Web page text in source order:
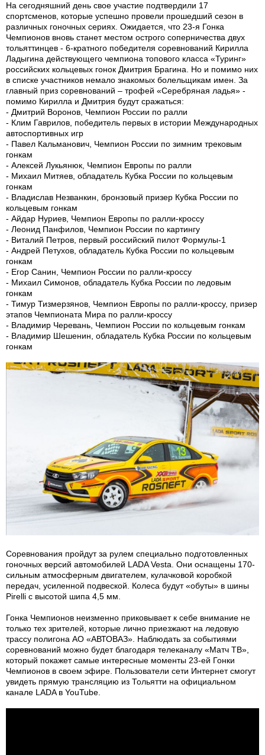
На сегодняшний день свое участие подтвердили 17
спортсменов, которые успешно провели прошедший сезон в
различных гоночных сериях. Ожидается, что 23-я Гонка
Чемпионов вновь станет местом острого соперничества двух
тольяттинцев - 6-кратного победителя соревнований Кирилла
Ладыгина действующего чемпиона топового класса «Туринг»
российских кольцевых гонок Дмитрия Брагина. Но и помимо них
в списке участников немало знакомых болельщикам имен. За
главный приз соревнований – трофей «Серебряная ладья» -
помимо Кирилла и Дмитрия будут сражаться:
- Дмитрий Воронов, Чемпион России по ралли
- Клим Гаврилов, победитель первых в истории Международных
автоспортивных игр
- Павел Кальманович, Чемпион России по зимним трековым
гонкам
- Алексей Лукьянюк, Чемпион Европы по ралли
- Михаил Митяев, обладатель Кубка России по кольцевым
гонкам
- Владислав Незванкин, бронзовый призер Кубка России по
кольцевым гонкам
- Айдар Нуриев, Чемпион Европы по ралли-кроссу
- Леонид Панфилов, Чемпион России по картингу
- Виталий Петров, первый российский пилот Формулы-1
- Андрей Петухов, обладатель Кубка России по кольцевым
гонкам
- Егор Санин, Чемпион России по ралли-кроссу
- Михаил Симонов, обладатель Кубка России по ледовым
гонкам
- Тимур Тизмерзянов, Чемпион Европы по ралли-кроссу, призер
этапов Чемпионата Мира по ралли-кроссу
- Владимир Черевань, Чемпион России по кольцевым гонкам
- Владимир Шешенин, обладатель Кубка России по кольцевым
гонкам
Соревнования пройдут за рулем специально подготовленных
гоночных версий автомобилей LADA Vesta. Они оснащены 170-
сильным атмосферным двигателем, кулачковой коробкой
передач, усиленной подвеской. Колеса будут «обуты» в шины
Pirelli с высотой шипа 4,5 мм.
Гонка Чемпионов неизменно приковывает к себе внимание не
только тех зрителей, которые лично приезжают на ледовую
трассу полигона АО «АВТОВАЗ». Наблюдать за событиями
соревнований можно будет благодаря телеканалу «Матч ТВ»,
который покажет самые интересные моменты 23-ей Гонки
Чемпионов в своем эфире. Пользователи сети Интернет смогут
увидеть прямую трансляцию из Тольятти на официальном
канале LADA в YouTube.